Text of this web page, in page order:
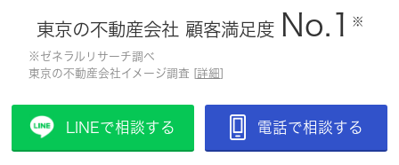
東京の不動産会社 顧客満足度 No.1 ※
※ゼネラルリサーチ調べ
東京の不動産会社イメージ調査 [ 詳細
LINEで相談する 電話で相談する